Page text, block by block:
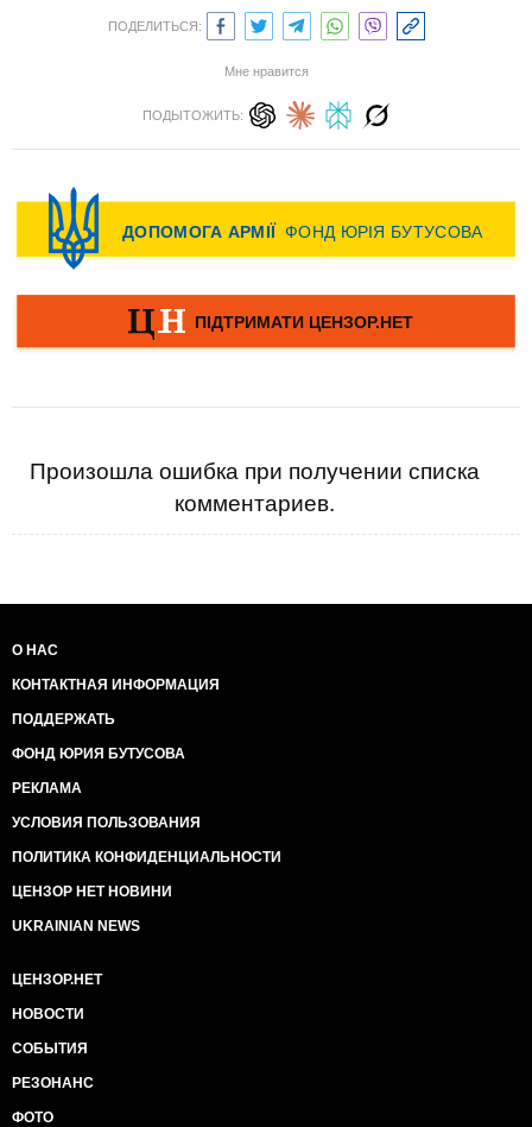
ПОДЕЛИТЬСЯ:
Мне нравится
ПОДЫТОЖИТЬ:
Произошла ошибка при получении списка
комментариев.
О НАС
КОНТАКТНАЯ ИНФОРМАЦИЯ
ПОДДЕРЖАТЬ
ФОНД ЮРИЯ БУТУСОВА
РЕКЛАМА
УСЛОВИЯ ПОЛЬЗОВАНИЯ
ПОЛИТИКА КОНФИДЕНЦИАЛЬНОСТИ
ЦЕНЗОР НЕТ НОВИНИ
UKRAINIAN NEWS
ЦЕНЗОР.НЕТ
НОВОСТИ
СОБЫТИЯ
РЕЗОНАНС
ФОТО